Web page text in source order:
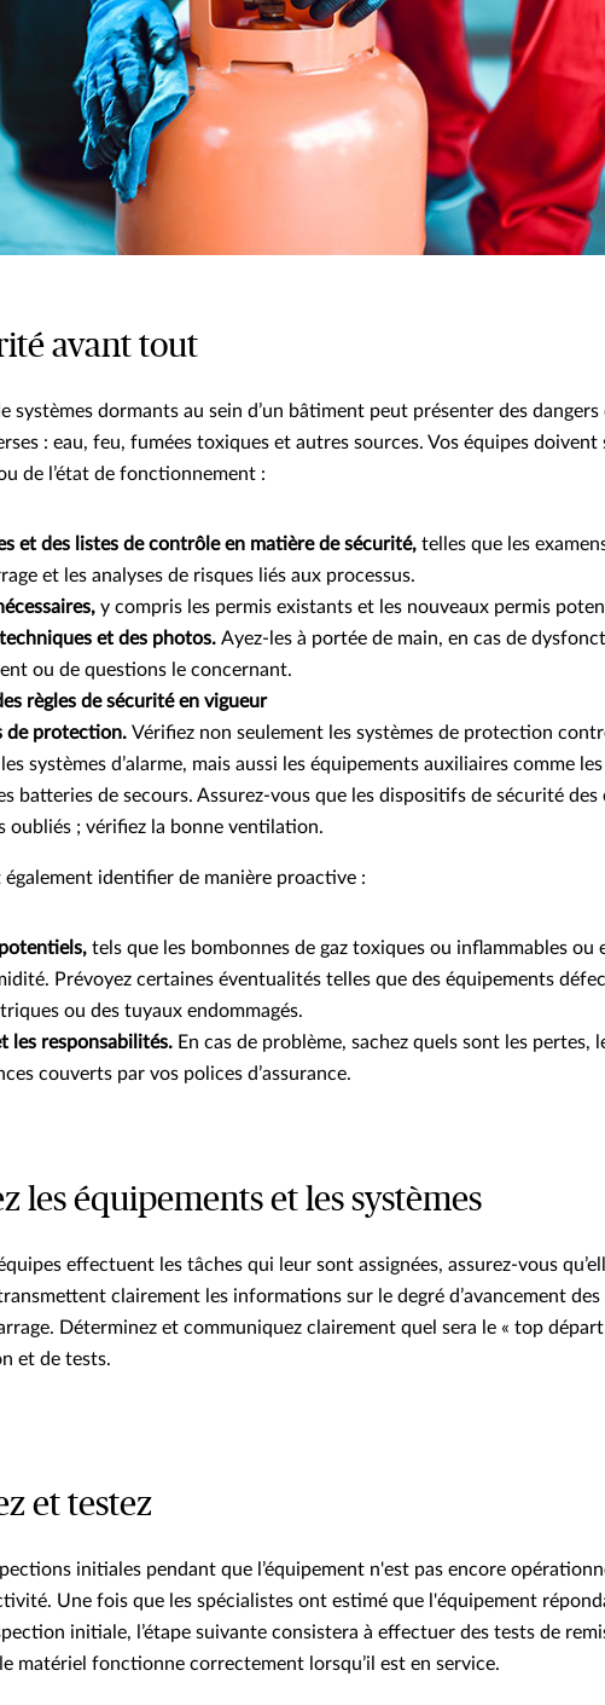
avant tout
systèmes dormants au sein d’un bâtiment peut présenter des
: eau, feu, fumées toxiques et autres sources. Vos équipes doivent
de l’état de fonctionnement :
et des listes de contrôle en matière de sécurité, telles que les
et les analyses de risques liés aux processus.
y compris les permis existants et les nouveaux permis
et des photos. Ayez-les à portée de main, en cas de
ou de questions le concernant.
règles de sécurité en vigueur
de protection. Vérifiez non seulement les systèmes de protection
systèmes d’alarme, mais aussi les équipements auxiliaires comme
batteries de secours. Assurez-vous que les dispositifs de sécurité des
oubliés ; vérifiez la bonne ventilation.
également identifier de manière proactive :
tels que les bombonnes de gaz toxiques ou inflammables ou
Prévoyez certaines éventualités telles que des équipements
ou des tuyaux endommagés.
les responsabilités. En cas de problème, sachez quels sont les pertes,
couverts par vos polices d’assurance.
les équipements et les systèmes
effectuent les tâches qui leur sont assignées, assurez-vous
clairement les informations sur le degré d’avancement
Déterminez et communiquez clairement quel sera le « top
et de tests.
et testez
initiales pendant que l’équipement n'est pas encore
Une fois que les spécialistes ont estimé que l'équipement
initiale, l’étape suivante consistera à effectuer des tests de
matériel fonctionne correctement lorsqu’il est en service.